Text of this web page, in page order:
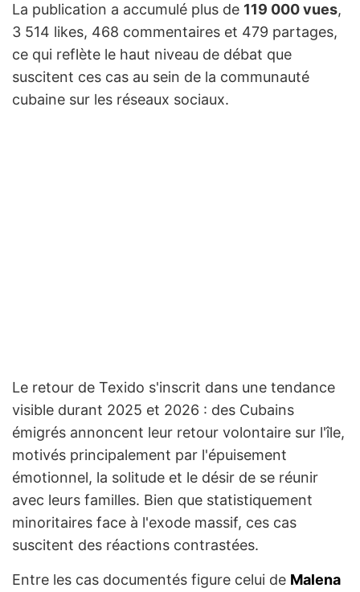
La publication a accumulé plus de 119 000 vues,
3 514 likes, 468 commentaires et 479 partages,
ce qui reflète le haut niveau de débat que
suscitent ces cas au sein de la communauté
cubaine sur les réseaux sociaux.
Le retour de Texido s'inscrit dans une tendance
visible durant 2025 et 2026 : des Cubains
émigrés annoncent leur retour volontaire sur l'île,
motivés principalement par l'épuisement
émotionnel, la solitude et le désir de se réunir
avec leurs familles. Bien que statistiquement
minoritaires face à l'exode massif, ces cas
suscitent des réactions contrastées.
Entre les cas documentés figure celui de Malena